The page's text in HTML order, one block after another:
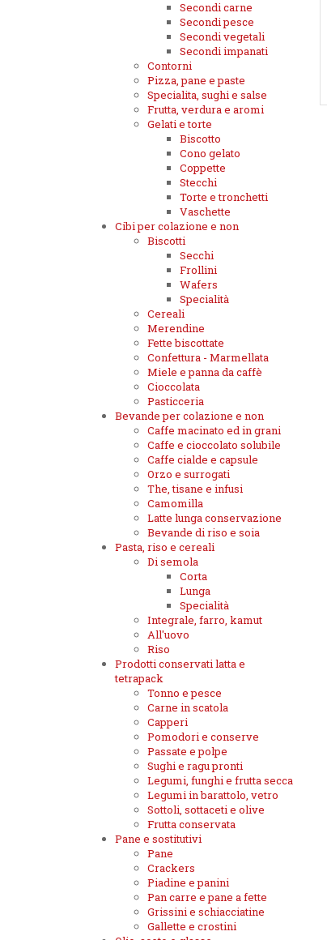
Secondi carne
Secondi pesce
Secondi vegetali
Secondi impanati
Contorni
Pizza, pane e paste
Specialita, sughi e salse
Frutta, verdura e aromi
Gelati e torte
Biscotto
Cono gelato
Coppette
Stecchi
Torte e tronchetti
Vaschette
Cibi per colazione e non
Biscotti
Secchi
Frollini
Wafers
Specialità
Cereali
Merendine
Fette biscottate
Confettura - Marmellata
Miele e panna da caffè
Cioccolata
Pasticceria
Bevande per colazione e non
Caffe macinato ed in grani
Caffe e cioccolato solubile
Caffe cialde e capsule
Orzo e surrogati
The, tisane e infusi
Camomilla
Latte lunga conservazione
Bevande di riso e soia
Pasta, riso e cereali
Di semola
Corta
Lunga
Specialità
Integrale, farro, kamut
All'uovo
Riso
Prodotti conservati latta e
tetrapack
Tonno e pesce
Carne in scatola
Capperi
Pomodori e conserve
Passate e polpe
Sughi e ragu pronti
Legumi, funghi e frutta secca
Legumi in barattolo, vetro
Sottoli, sottaceti e olive
Frutta conservata
Pane e sostitutivi
Pane
Crackers
Piadine e panini
Pan carre e pane a fette
Grissini e schiacciatine
Gallette e crostini